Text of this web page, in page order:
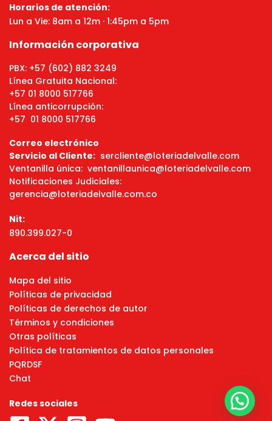
Horarios de atención:
Lun a Vie: 8am a 12m · 1:45pm a 5pm
Información corporativa
PBX: +57 (602) 882 3249
Línea Gratuita Nacional:
+57 01 8000 517766
Línea anticorrupción:
+57 01 8000 517766
Correo electrónico
Servicio al Cliente: sercliente@loteriadelvalle.com
Ventanilla única: ventanillaunica@loteriadelvalle.com
Notificaciones Judiciales:
gerencia@loteriadelvalle.com.co
Nit:
890.399.027-0
Acerca del sitio
Mapa del sitio
Políticas de privacidad
Políticas de derechos de autor
Términos y condiciones
Otras políticas
Política de tratamientos de datos personales
PQRDSF
Chat
Redes sociales